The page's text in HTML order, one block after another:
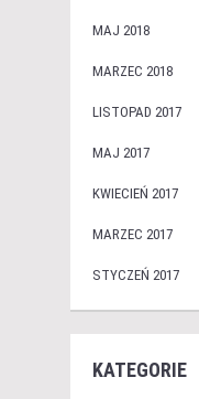
MAJ 2018
MARZEC 2018
LISTOPAD 2017
MAJ 2017
KWIECIEŃ 2017
MARZEC 2017
STYCZEŃ 2017
KATEGORIE